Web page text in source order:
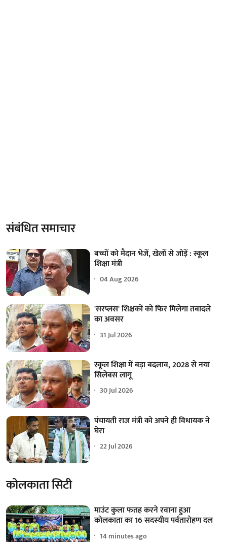
संबंधित समाचार
बच्चों को मैदान भेजें, खेलों से जोड़ें : स्कूल
शिक्षा मंत्री
04 Aug 2026
'सरप्लस' शिक्षकों को फिर मिलेगा तबादले
का अवसर
31 Jul 2026
स्कूल शिक्षा में बड़ा बदलाव, 2028 से नया
सिलेबस लागू
30 Jul 2026
पंचायती राज मंत्री को अपने ही विधायक ने
घेरा
22 Jul 2026
कोलकाता सिटी
माउंट कुला फतह करने रवाना हुआ
कोलकाता का 16 सदस्यीय पर्वतारोहण दल
14 minutes ago